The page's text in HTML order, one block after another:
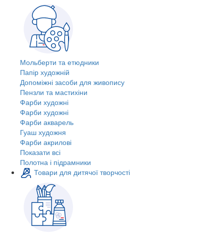
Мольберти та етюдники
Папір художній
Допоміжні засоби для живопису
Пензли та мастихіни
Фарби художні
Фарби художні
Фарби акварель
Гуаш художня
Фарби акрилові
Показати всі
Полотна і підрамники
Товари для дитячої творчості